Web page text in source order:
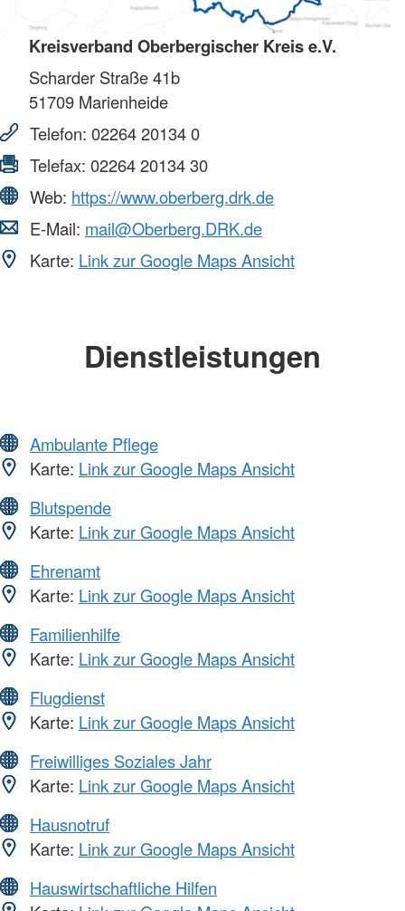
Kreisverband Oberbergischer Kreis e.V.
Scharder Straße 41b
51709 Marienheide
Telefon: 02264 20134 0
Telefax: 02264 20134 30
Web: https://www.oberberg.drk.de
E-Mail: mail@Oberberg.DRK.de
Karte: Link zur Google Maps Ansicht
Dienstleistungen
Ambulante Pflege
Karte: Link zur Google Maps Ansicht
Blutspende
Karte: Link zur Google Maps Ansicht
Ehrenamt
Karte: Link zur Google Maps Ansicht
Familienhilfe
Karte: Link zur Google Maps Ansicht
Flugdienst
Karte: Link zur Google Maps Ansicht
Freiwilliges Soziales Jahr
Karte: Link zur Google Maps Ansicht
Hausnotruf
Karte: Link zur Google Maps Ansicht
Hauswirtschaftliche Hilfen